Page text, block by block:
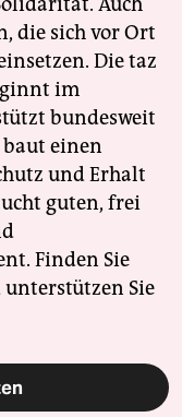
die sich vor Ort
Die taz
im
bundesweit
einen
und Erhalt
guten, frei
Finden Sie
unterstützen Sie